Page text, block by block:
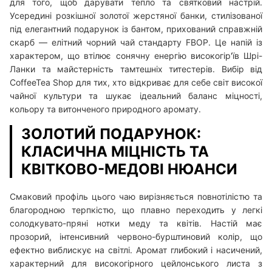
Усередині розкішної золотої жерстяної банки, стилізованої
під елегантний подарунок із бантом, прихований справжній
скарб — елітний чорний чай стандарту FBOP. Це напій із
характером, що втілює сонячну енергію високогір'їв Шрі-
Ланки та майстерність тамтешніх титестерів. Вибір від
CoffeeTea Shop для тих, хто відкриває для себе світ високої
чайної культури та шукає ідеальний баланс міцності,
кольору та витонченого природного аромату.
ЗОЛОТИЙ ПОДАРУНОК:
КЛАСИЧНА МІЦНІСТЬ ТА
КВІТКОВО-МЕДОВІ НЮАНСИ
Смаковий профіль цього чаю вирізняється повнотілістю та
благородною терпкістю, що плавно переходить у легкі
солодкувато-пряні нотки меду та квітів. Настій має
прозорий, інтенсивний червоно-бурштиновий колір, що
ефектно виблискує на світлі. Аромат глибокий і насичений,
характерний для високогірного цейлонського листа з